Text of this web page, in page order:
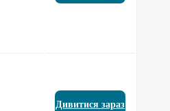
Дивитися зараз